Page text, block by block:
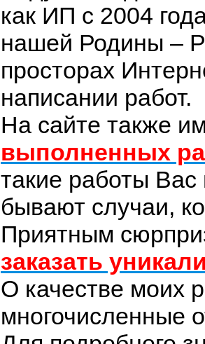
как ИП с 2004
нашей Родины –
просторах
написании работ.
На сайте также
выполненных
такие работы Вас
бывают случаи,
Приятным
заказать
О качестве моих
многочисленные